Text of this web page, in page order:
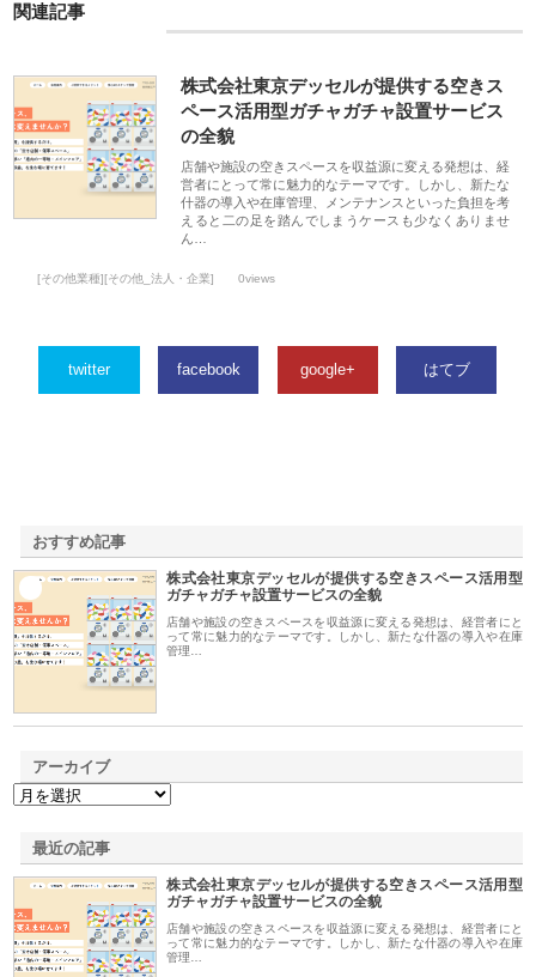
関連記事
株式会社東京デッセルが提供する空きス
ペース活用型ガチャガチャ設置サービス
の全貌
店舗や施設の空きスペースを収益源に変える発想は、経
営者にとって常に魅力的なテーマです。しかし、新たな
什器の導入や在庫管理、メンテナンスといった負担を考
えると二の足を踏んでしまうケースも少なくありませ
ん…
[その他業種][その他_法人・企業] 0views
twitter facebook google+ はてブ
おすすめ記事
株式会社東京デッセルが提供する空きスペース活用型
ガチャガチャ設置サービスの全貌
店舗や施設の空きスペースを収益源に変える発想は、経営者にと
って常に魅力的なテーマです。しかし、新たな什器の導入や在庫
管理…
アーカイブ
最近の記事
株式会社東京デッセルが提供する空きスペース活用型
ガチャガチャ設置サービスの全貌
店舗や施設の空きスペースを収益源に変える発想は、経営者にと
って常に魅力的なテーマです。しかし、新たな什器の導入や在庫
管理…